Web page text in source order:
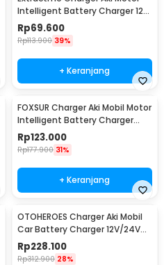
Intelligent Battery Charger 12V
2A - H-2
Rp69.600
Rp113.900 39%
+ Keranjang
FOXSUR Charger Aki Mobil Motor
Intelligent Battery Charger
6V/12V 2A - FBC061202D
Rp123.000
Rp177.900 31%
+ Keranjang
OTOHEROES Charger Aki Mobil
Car Battery Charger 12V/24V
15A - BLM-CDQ-168
Rp228.100
Rp312.900 28%